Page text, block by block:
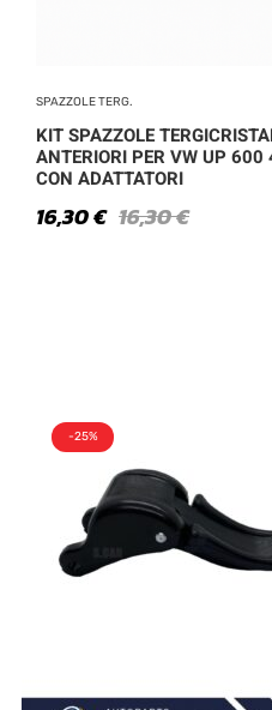
SPAZZOLE TERG.
KIT SPAZZOLE
ANTERIORI PER VW UP
CON ADATTATORI
16,30€
16,30€
-25%